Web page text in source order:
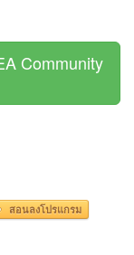
Community
สอนลงโปรแกรม